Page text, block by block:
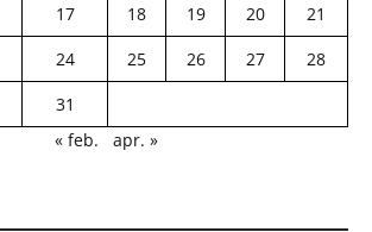
17 18 19 20
21
24 25 26 27
28
31
« feb.
apr. »